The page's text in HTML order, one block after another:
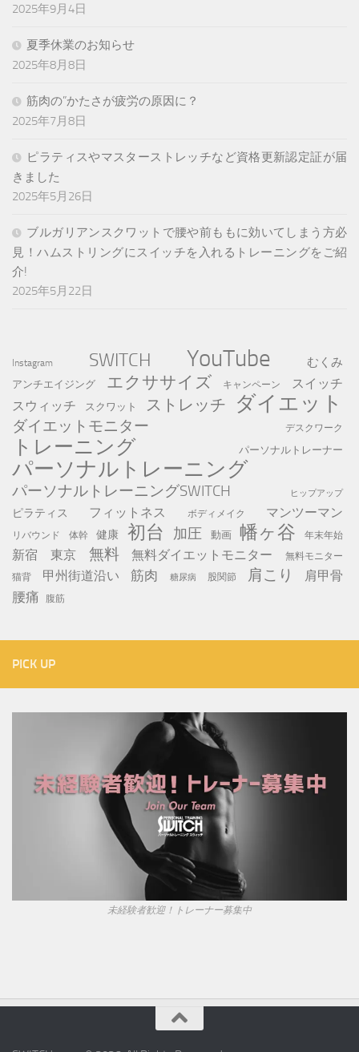
2025年9月4日
夏季休業のお知らせ
2025年8月8日
筋肉の”かたさが疲労の原因に？
2025年7月8日
ピラティスやマスターストレッチなど資格更新認定証が届
きました
2025年5月26日
ブルガリアンスクワットで腰や前ももに効いてしまう方必
見！ハムストリングにスイッチを入れるトレーニングをご紹
介!
2025年5月22日
Instagram SWITCH YouTube むくみ
アンチエイジング エクササイズ キャンペーン
スイッチ
スウィッチ
スクワット ストレッチ ダイエット
ダイエットモニター デスクワーク
トレーニング パーソナルトレーナー
パーソナルトレーニング
パーソナルトレーニングSWITCH ヒップアップ
ピラティス フィットネス ボディメイク マンツーマン
リバウンド 体幹 健康 初台 加圧 動画 幡ヶ谷 年末年始
新宿 東京 無料 無料ダイエットモニター
無料モニター
猫背
甲州街道沿い 筋肉 糖尿病 股関節 肩こり 肩甲骨
腰痛 腹筋
PICK UP
未経験者歓迎！トレーナー募集中